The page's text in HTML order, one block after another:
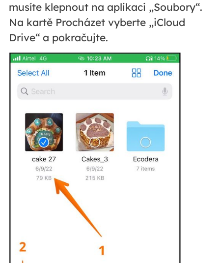
musíte klepnout na aplikaci „Soubory“.
Na kartě Procházet vyberte „iCloud
Drive“ a pokračujte.